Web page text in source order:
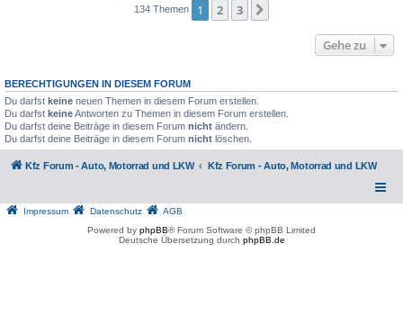
134 Themen 1 2 3
Gehe zu
BERECHTIGUNGEN IN DIESEM FORUM
Du darfst keine neuen Themen in diesem Forum erstellen.
Du darfst keineAntworten zu Themen in diesem Forum erstellen.
Du darfst deine Beiträge in diesem Forum nicht ändern.
Du darfst deine Beiträge in diesem Forum nicht löschen.
Kfz Forum - Auto, Motorrad und LKW Kfz Forum - Auto, Motorrad und LKW
Impressum Datenschutz
AGB
Powered by phpBB® Forum Software © phpBB Limited
Deutsche Übersetzung durch phpBB.de